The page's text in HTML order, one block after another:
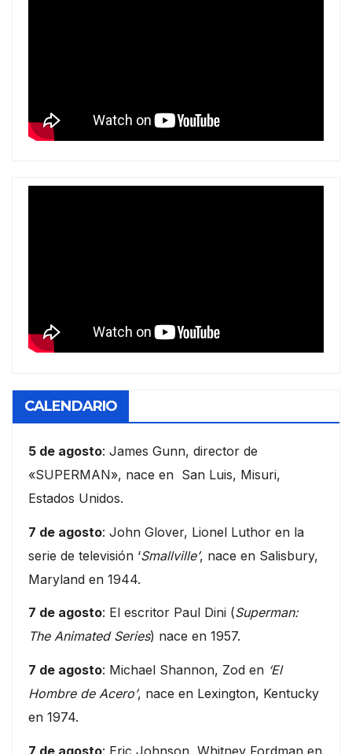
CALENDARIO
5 de agosto: James Gunn, director de
«SUPERMAN», nace en San Luis, Misuri,
Estados Unidos.
7 de agosto: John Glover, Lionel Luthor en la
serie de televisión ‘Smallville’, nace en Salisbury,
Maryland en 1944.
7 de agosto: El escritor Paul Dini (Superman:
The Animated Series) nace en 1957.
7 de agosto: Michael Shannon, Zod en ‘El
Hombre de Acero’, nace en Lexington, Kentucky
en 1974.
7 de agosto: Eric Johnson, Whitney Fordman en